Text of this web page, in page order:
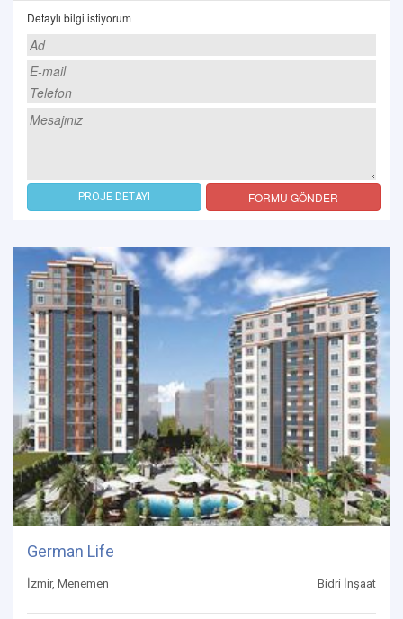
Detaylı bilgi istiyorum
PROJE DETAYI FORMU GÖNDER
German Life
İzmir, Menemen Bidri İnşaat